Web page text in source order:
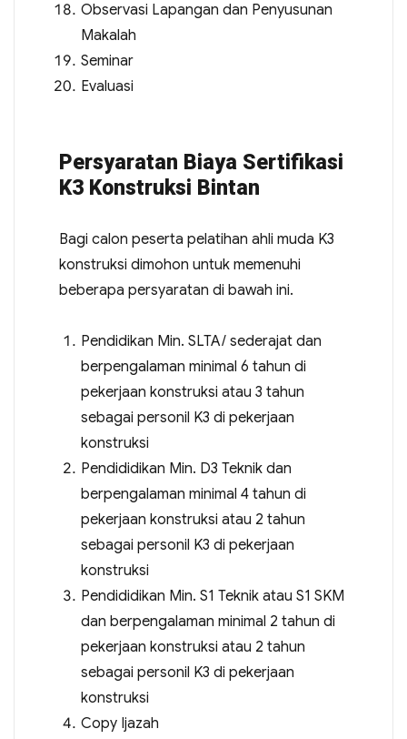
Observasi Lapangan dan Penyusunan
Makalah
Seminar
Evaluasi
Persyaratan Biaya Sertifikasi
K3 Konstruksi Bintan
Bagi calon peserta pelatihan ahli muda K3
konstruksi dimohon untuk memenuhi
beberapa persyaratan di bawah ini.
Pendidikan Min. SLTA/ sederajat dan
berpengalaman minimal 6 tahun di
pekerjaan konstruksi atau 3 tahun
sebagai personil K3 di pekerjaan
konstruksi
Pendididikan Min. D3 Teknik dan
berpengalaman minimal 4 tahun di
pekerjaan konstruksi atau 2 tahun
sebagai personil K3 di pekerjaan
konstruksi
Pendididikan Min. S1 Teknik atau S1 SKM
dan berpengalaman minimal 2 tahun di
pekerjaan konstruksi atau 2 tahun
sebagai personil K3 di pekerjaan
konstruksi
Copy Ijazah